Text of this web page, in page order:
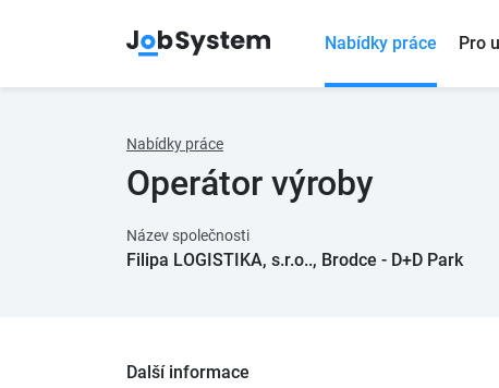
Nabídky práce Pro
Nabídky práce
Operátor výroby
Název společnosti
Filipa LOGISTIKA, s.r.o.., Brodce - D+D Park
Další informace